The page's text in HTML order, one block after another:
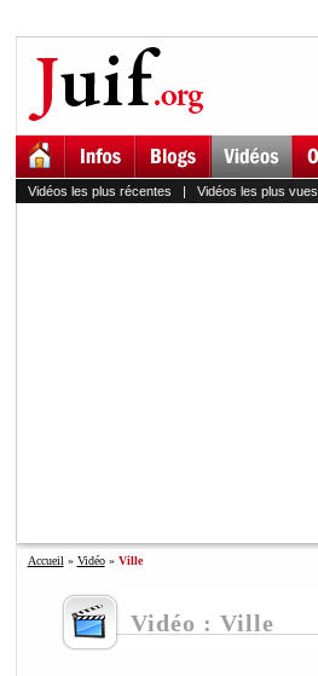
Vidéos les plus récentes | Vidéos les plus vues
Accueil » Vidéo» Ville
Vidéo : Ville